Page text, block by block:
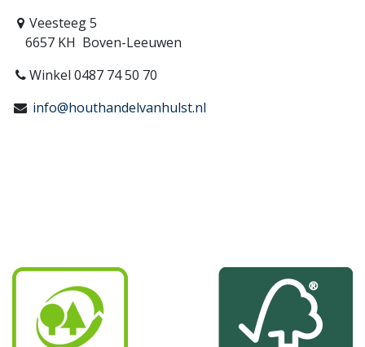
Veesteeg 5
6657 KH Boven-Leeuwen
Winkel 0487 74 50 70
info@houthandelvanhulst.nl